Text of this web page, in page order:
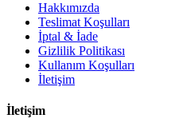
Hakkımızda
Teslimat Koşulları
İptal & İade
Gizlilik Politikası
Kullanım Koşulları
İletişim
İletişim